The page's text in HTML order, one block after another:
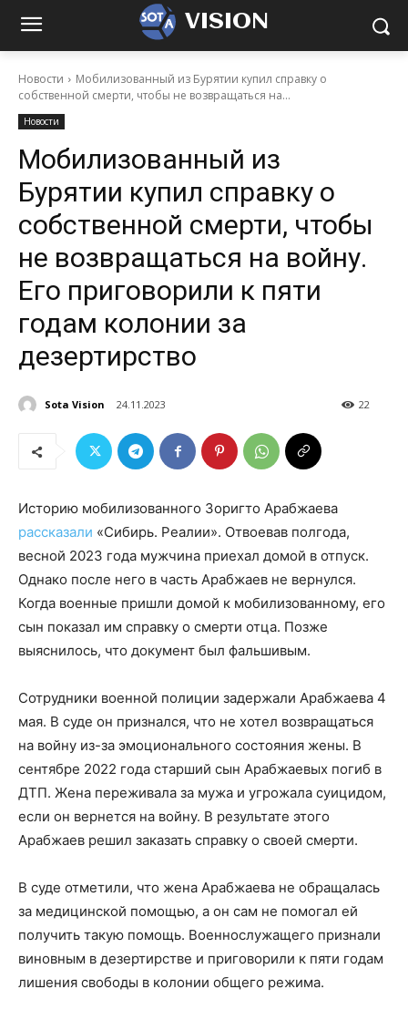
VISION
Новости
Мобилизованный из Бурятии купил справку о
собственной смерти, чтобы не возвращаться на...
Новости
Мобилизованный из
Бурятии купил справку о
собственной смерти, чтобы
не возвращаться на войну.
Его приговорили к пяти
годам колонии за
дезертирство
Sota Vision 24.11.2023 22
Историю мобилизованного Зоригто Арабжаева
рассказали «Сибирь. Реалии». Отвоевав полгода,
весной 2023 года мужчина приехал домой в отпуск.
Однако поcле него в часть Арабжаев не вернулся.
Когда военные пришли домой к мобилизованному, его
сын показал им справку о смерти отца. Позже
выяснилось, что документ был фальшивым.
Сотрудники военной полиции задержали Арабжаева 4
мая. В суде он признался, что не хотел возвращаться
на войну из-за эмоционального состояния жены. В
сентябре 2022 года старший сын Арабжаевых погиб в
ДТП. Жена переживала за мужа и угрожала суицидом,
если он вернется на войну. В результате этого
Арабжаев решил заказать справку о своей смерти.
В суде отметили, что жена Арабжаева не обращалась
за медицинской помощью, а он сам не помогал ей
получить такую помощь. Военнослужащего признали
виновным в дезертирстве и приговорили к пяти годам
лишения свободы в колонии общего режима.